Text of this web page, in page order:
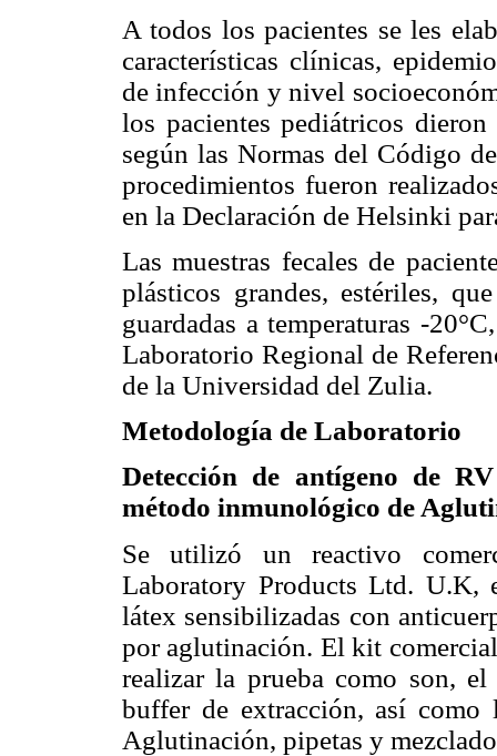
A todos los pacientes se les
características clínicas,
de infección y nivel
los pacientes pediátricos
según las Normas del Código
procedimientos fueron
en la Declaración de Helsinki
Las muestras fecales de
plásticos grandes, estériles,
guardadas a temperaturas -
Laboratorio Regional de
de la Universidad del Zulia.
Metodología de Laboratorio
Detección de antígeno de
método inmunológico de
Se utilizó un reactivo
Laboratory Products Ltd. U.K,
látex sensibilizadas con
por aglutinación. El kit
realizar la prueba como son,
buffer de extracción, así como
Aglutinación, pipetas y